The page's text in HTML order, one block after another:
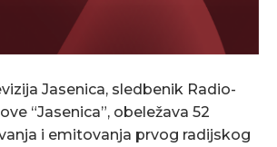
Jasenica, sledbenik Radio-
“Jasenica”, obeležava 52
i emitovanja prvog radijskog